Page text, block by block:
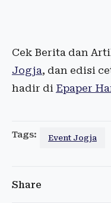
Cek Berita dan
Jogja, dan edisi
hadir di Epaper
Tags: Event Jogja
Share